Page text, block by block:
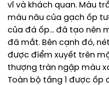
vĩ và khách quan. Màu
màu nâu của gạch ốp
của đá ốp… đã tạo nên
đã mắt. Bên cạnh đó,
được điểm xuyết trên
thượng tràn ngập màu
Toàn bộ tầng 1 được ốp